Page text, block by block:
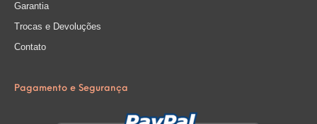
Garantia
Trocas e Devoluções
Contato
Pagamento e Segurança